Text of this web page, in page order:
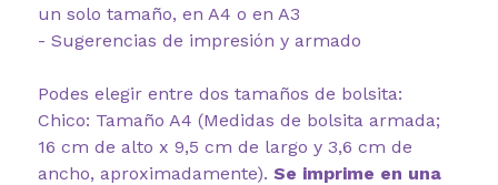
un solo tamaño, en A4 o en A3
- Sugerencias de impresión y armado
Podes elegir entre dos tamaños de bolsita:
Chico: Tamaño A4 (Medidas de bolsita armada;
16 cm de alto x 9,5 cm de largo y 3,6 cm de
ancho, aproximadamente). Se imprime en una